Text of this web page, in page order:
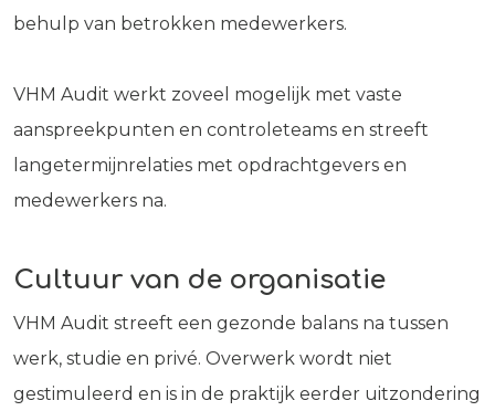
behulp van betrokken medewerkers.
VHM Audit werkt zoveel mogelijk met vaste
aanspreekpunten en controleteams en streeft
langetermijnrelaties met opdrachtgevers en
medewerkers na.
Cultuur van de organisatie
VHM Audit streeft een gezonde balans na tussen
werk, studie en privé. Overwerk wordt niet
gestimuleerd en is in de praktijk eerder uitzondering